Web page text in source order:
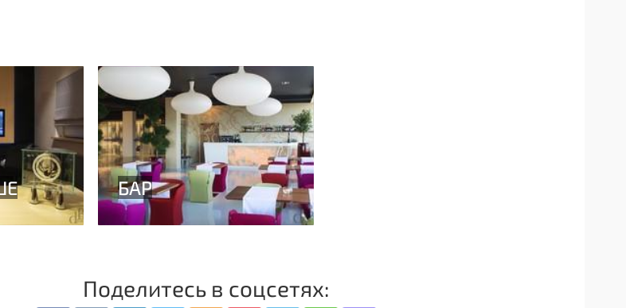
Поделитесь в соцсетях: